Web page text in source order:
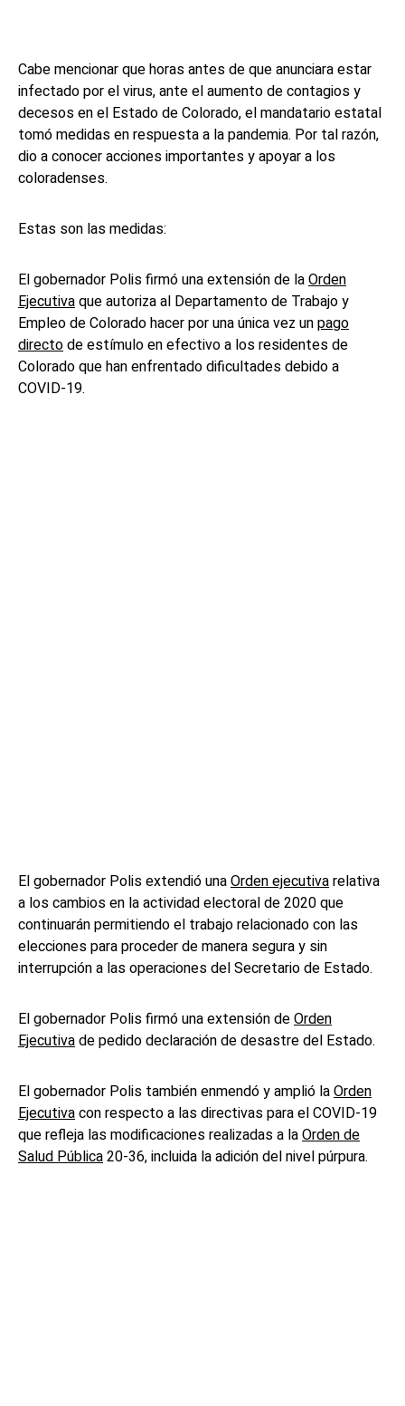
Cabe mencionar que horas antes de que anunciara estar
infectado por el virus, ante el aumento de contagios y
decesos en el Estado de Colorado, el mandatario estatal
tomó medidas en respuesta a la pandemia. Por tal razón,
dio a conocer acciones importantes y apoyar a los
coloradenses.
Estas son las medidas:
El gobernador Polis firmó una extensión de laOrden
Ejecutivaque autoriza al Departamento de Trabajo y
Empleo de Colorado hacer por una única vez unpago
directode estímulo en efectivo a los residentes de
Colorado que han enfrentado dificultades debido a
COVID-19.
El gobernador Polis extendió unaOrden ejecutivarelativa
a los cambios en la actividad electoral de 2020 que
continuarán permitiendo el trabajo relacionado con las
elecciones para proceder de manera segura y sin
interrupción a las operaciones del Secretario de Estado.
El gobernador Polis firmó una extensión deOrden
Ejecutivade pedido declaración de desastre del Estado.
El gobernador Polis también enmendó y amplió laOrden
Ejecutivacon respecto a las directivas para el COVID-19
que refleja las modificaciones realizadas a laOrden de
Salud Pública20-36, incluida la adición del nivel púrpura.